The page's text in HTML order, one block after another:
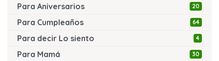
Para Aniversarios 20
Para Cumpleaños 64
Para decir Lo siento 4
Para Mamá 30